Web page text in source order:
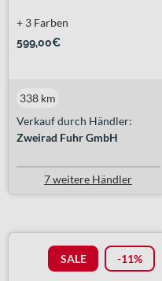
599,00€
+ 3 Farben
Verkauf durch Händler:
Zweirad Fuhr GmbH
338 km
7 weitere Händler
SALE -11%